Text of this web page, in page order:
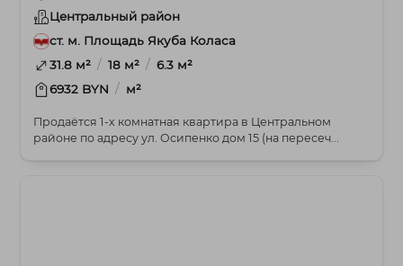
Центральный район
ст. м. Площадь Якуба Коласа
31.8 м² / 18 м² / 6.3 м²
6932 BYN / м²
Продаётся 1-х комнатная квартира в Центральном
районе по адресу ул. Осипенко дом 15 (на пересеч...